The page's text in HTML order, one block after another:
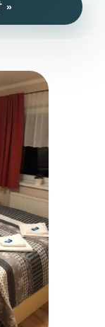
»